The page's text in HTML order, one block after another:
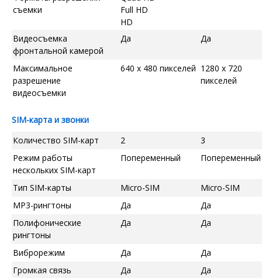
съемки
Full HD
HD
Видеосъемка
фронтальной камерой
Да Да
Максимальное
разрешение
видеосъемки
640 x 480 пикселей 1280 x 720
пикселей
SIM-карта и звонки
Количество SIM-карт
2
3
Режим работы
нескольких SIM-карт
Попеременный Попеременный
Тип SIM-карты Micro-SIM
Micro-SIM
MP3-рингтоны
Да
Да
Полифонические
рингтоны
Да Да
Виброрежим Да
Да
Громкая связь
Да
Да